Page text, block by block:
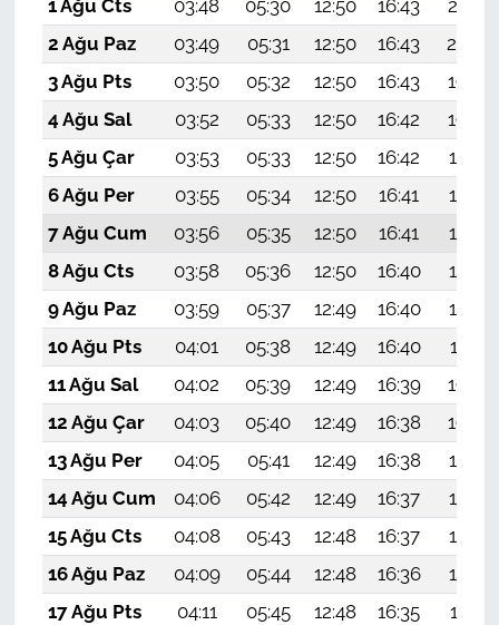
1 Ağu Cts
03:48 05:30 12:50 16:43
20:01
2 Ağu Paz
03:49 05:31 12:50 16:43
20:00
3 Ağu Pts
03:50 05:32 12:50 16:43
19:59
4 Ağu Sal
03:52 05:33 12:50 16:42
19:58
5 Ağu Çar
03:53 05:33 12:50 16:42
19:57
6 Ağu Per
03:55 05:34 12:50 16:41
19:55
7 Ağu Cum
03:56 05:35 12:50 16:41
19:54
8 Ağu Cts
03:58 05:36 12:50 16:40
19:53
9 Ağu Paz
03:59 05:37 12:49 16:40
19:52
10 Ağu Pts
04:01 05:38 12:49 16:40
19:51
11 Ağu Sal
04:02 05:39 12:49 16:39
19:49
12 Ağu Çar
04:03 05:40 12:49 16:38
19:48
13 Ağu Per
04:05 05:41 12:49 16:38
19:47
14 Ağu Cum
04:06 05:42 12:49 16:37
19:45
15 Ağu Cts
04:08 05:43 12:48 16:37
19:44
16 Ağu Paz
04:09 05:44 12:48 16:36
19:43
17 Ağu Pts
04:11 05:45 12:48 16:35
19:41